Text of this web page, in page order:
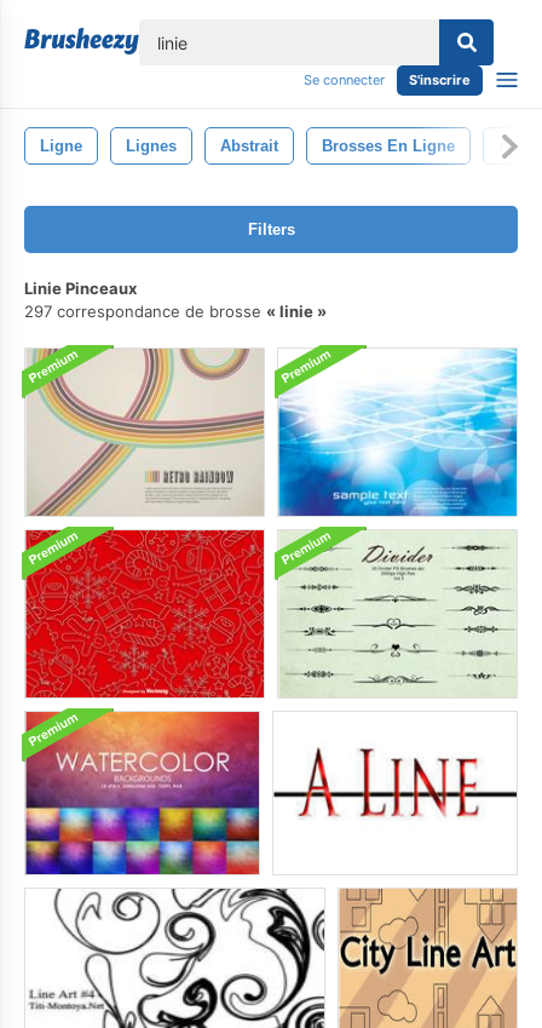
Se connecter S'inscrire
Ligne Lignes Abstrait Brosses En Ligne Art
Filters
Linie Pinceaux
297 correspondance de brosse
linie